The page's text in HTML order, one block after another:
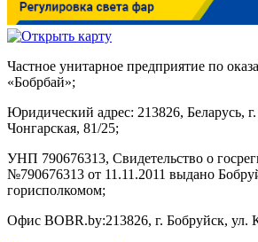
Частное унитарное предприятие по
«Бобрбай»;
Юридический адрес: 213826, Беларусь,
Чонгарская, 81/25;
УНП 790676313, Свидетельство о
№790676313 от 11.11.2011 выдано
горисполкомом;
Офис BOBR.by:213826, г. Бобруйск, ул.